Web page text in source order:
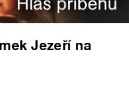
Jezeří na